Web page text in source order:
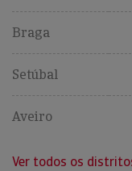
Braga
Setúbal
Aveiro
Ver todos os